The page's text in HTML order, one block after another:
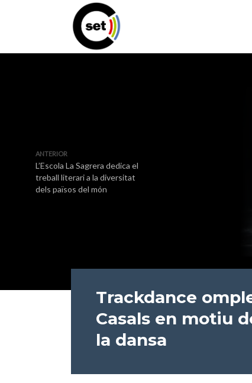
ANTERIOR
L’Escola La Sagrera dedica el
treball literari a la diversitat
dels països del món
Trackdance
Casals en motiu
la dansa